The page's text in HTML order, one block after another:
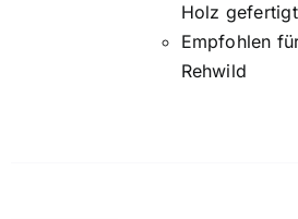
Holz gefertigt
Empfohlen
Rehwild